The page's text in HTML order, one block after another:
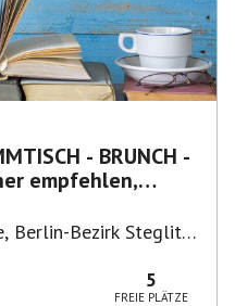
empfehlen,
Berlin-Bezirk Steglitz-
5
FREIE PLÄTZE